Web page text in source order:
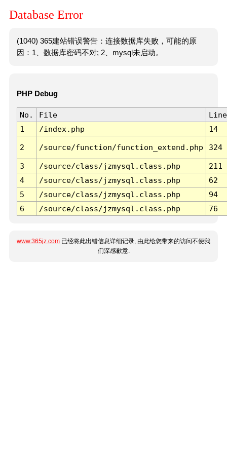
Database Error
(1040) 365建站错误警告：连接数据库失败，可能的原
因：1、数据库密码不对; 2、mysql未启动。
PHP Debug
No. File
Line
1
/index.php 14
2 /source/function/function_extend.php 324
3 /source/class/jzmysql.class.php
211
4
/source/class/jzmysql.class.php
62
5
/source/class/jzmysql.class.php
94
6
/source/class/jzmysql.class.php 76
www.365jz.com 已经将此出错信息详细记录, 由此给您带来的访问不便我
们深感歉意.